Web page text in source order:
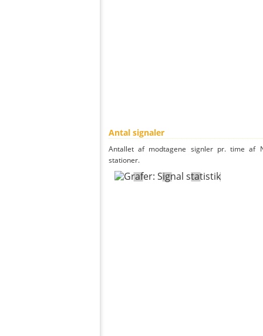
Antal signaler
Antallet af modtagene signler pr. time af
stationer.